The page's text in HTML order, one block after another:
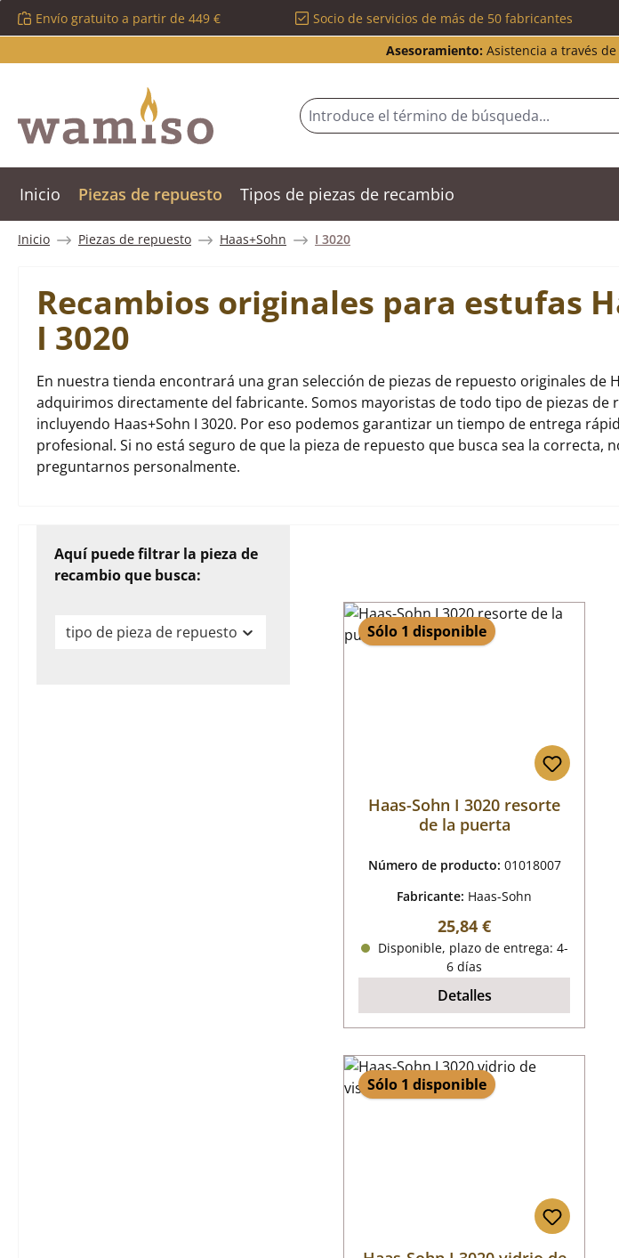
al contenido principal
Saltar a la búsqueda
Saltar a la navegación principal
Envío gratuito a partir de 449 € Socio de servicios de más de 50 fabricantes
Asesoramiento: Asistencia a través
Inicio Piezas de repuesto Tipos de piezas de recambio
Inicio Piezas de repuesto Haas+Sohn I 3020
Recambios originales para estufas
I 3020
En nuestra tienda encontrará una gran selección de piezas de repuesto originales de
adquirimos directamente del fabricante. Somos mayoristas de todo tipo de piezas de
incluyendo Haas+Sohn I 3020. Por eso podemos garantizar un tiempo de entrega
profesional. Si no está seguro de que la pieza de repuesto que busca sea la correcta,
preguntarnos personalmente.
Aquí puede filtrar la pieza de
recambio que busca:
tipo de pieza de repuesto Sólo 1 disponible
Haas-Sohn I 3020 resorte
de la puerta
Número de producto: 01018007
Fabricante: Haas-Sohn
Precio normal:
25,84 €
Disponible, plazo de entrega: 4-
6 días
Detalles
Sólo 1 disponible